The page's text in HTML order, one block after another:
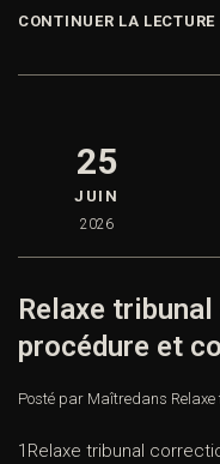
CONTINUER LA LECTURE
25
JUIN
2026
Relaxe
procédure et
Posté par Maîtredans
1Relaxe tribunal